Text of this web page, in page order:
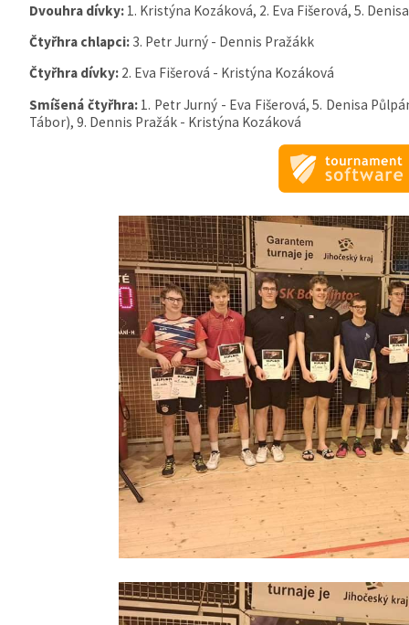
Dvouhra dívky: 1. Kristýna Kozáková, 2. Eva Fišerová, 5.
Čtyřhra chlapci: 3. Petr Jurný - Dennis Pražákk
Čtyřhra dívky: 2. Eva Fišerová - Kristýna Kozáková
Smíšená čtyřhra:1. Petr Jurný - Eva Fišerová, 5. Denisa
Tábor), 9. Dennis Pražák - Kristýna Kozáková